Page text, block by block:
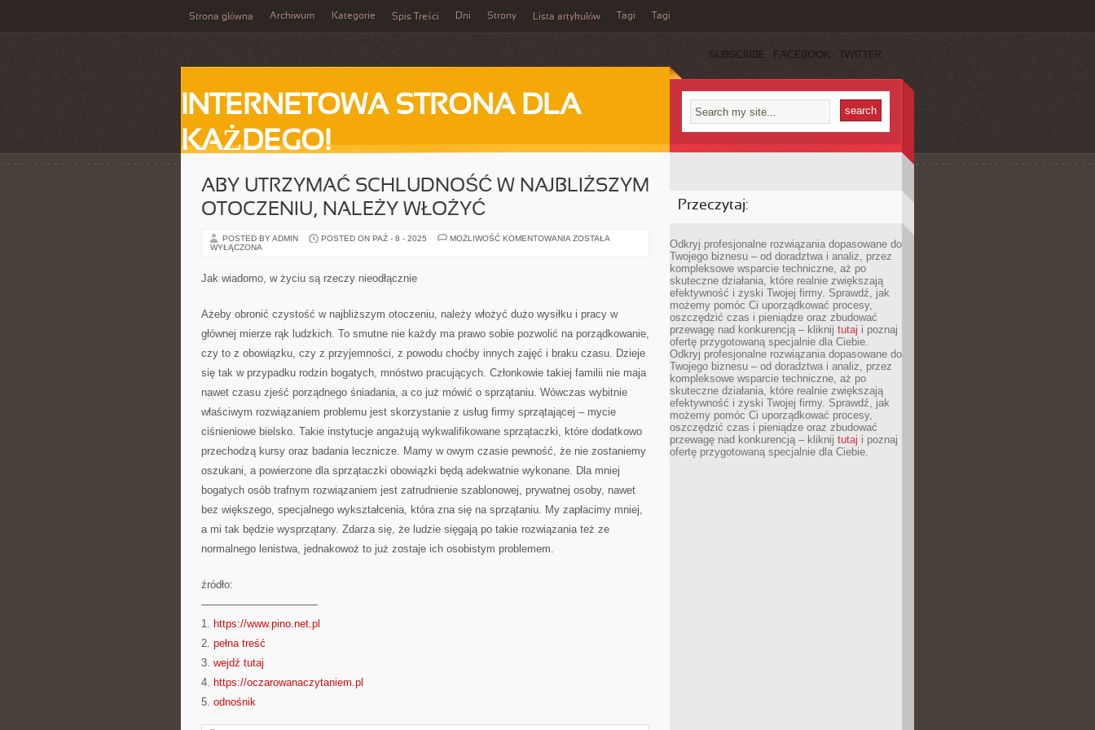
Strona główna Archiwum Kategorie Spis Treści Dni Strony Lista artykułów Tagi Tagi
SUBSCRIBE FACEBOOK TWITTER
INTERNETOWA STRONA DLA
KAŻDEGO!
ABY UTRZYMAĆ SCHLUDNOŚĆ W NAJBLIŻSZYM
OTOCZENIU, NALEŻY WŁOŻYĆ
POSTED BY ADMIN POSTED ON PAŹ - 8 - 2025 MOŻLIWOŚĆ KOMENTOWANIA ABY
ZOSTAŁA
WYŁĄCZONA
Jak wiadomo, w życiu są rzeczy nieodłącznie
Ażeby obronić czystość w najbliższym otoczeniu, należy włożyć dużo wysiłku i pracy w
głównej mierze rąk ludzkich. To smutne nie każdy ma prawo sobie pozwolić na porządkowanie,
czy to z obowiązku, czy z przyjemności, z powodu choćby innych zajęć i braku czasu. Dzieje
się tak w przypadku rodzin bogatych, mnóstwo pracujących. Członkowie takiej familii nie maja
nawet czasu zjeść porządnego śniadania, a co już mówić o sprzątaniu. Wówczas wybitnie
właściwym rozwiązaniem problemu jest skorzystanie z usług firmy sprzątającej – mycie
ciśnieniowe bielsko. Takie instytucje angażują wykwalifikowane sprzątaczki, które dodatkowo
przechodzą kursy oraz badania lecznicze. Mamy w owym czasie pewność, że nie zostaniemy
oszukani, a powierzone dla sprzątaczki obowiązki będą adekwatnie wykonane. Dla mniej
bogatych osób trafnym rozwiązaniem jest zatrudnienie szablonowej, prywatnej osoby, nawet
bez większego, specjalnego wykształcenia, która zna się na sprzątaniu. My zapłacimy mniej,
a mi tak będzie wysprzątany. Zdarza się, że ludzie sięgają po takie rozwiązania też ze
normalnego lenistwa, jednakowoż to już zostaje ich osobistym problemem.
źródło:
———————————
1. https://www.pino.net.pl
2. pełna treść
3. wejdź tutaj
4. https://oczarowanaczytaniem.pl
5. odnośnik
Przeczytaj:
Odkryj profesjonalne rozwiązania dopasowane do
Twojego biznesu – od doradztwa i analiz, przez
kompleksowe wsparcie techniczne, aż po
skuteczne działania, które realnie zwiększają
efektywność i zyski Twojej firmy. Sprawdź, jak
możemy pomóc Ci uporządkować procesy,
oszczędzić czas i pieniądze oraz zbudować
przewagę nad konkurencją – kliknij tutaj i poznaj
ofertę przygotowaną specjalnie dla Ciebie.
Odkryj profesjonalne rozwiązania dopasowane do
Twojego biznesu – od doradztwa i analiz, przez
kompleksowe wsparcie techniczne, aż po
skuteczne działania, które realnie zwiększają
efektywność i zyski Twojej firmy. Sprawdź, jak
możemy pomóc Ci uporządkować procesy,
oszczędzić czas i pieniądze oraz zbudować
przewagę nad konkurencją – kliknij tutaj i poznaj
ofertę przygotowaną specjalnie dla Ciebie.